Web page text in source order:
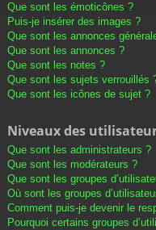
Que sont les émoticônes ?
Puis-je insérer des images ?
Que sont les annonces
Que sont les annonces ?
Que sont les notes ?
Que sont les sujets verrouillés
Que sont les icônes de sujet ?
Niveaux des
Que sont les administrateurs ?
Que sont les modérateurs ?
Que sont les groupes
Où sont les groupes
Comment puis-je devenir le
Pourquoi certains groupes